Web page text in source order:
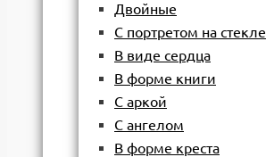
Двойные
С портретом на стекле
В виде сердца
В форме книги
С аркой
С ангелом
В форме креста